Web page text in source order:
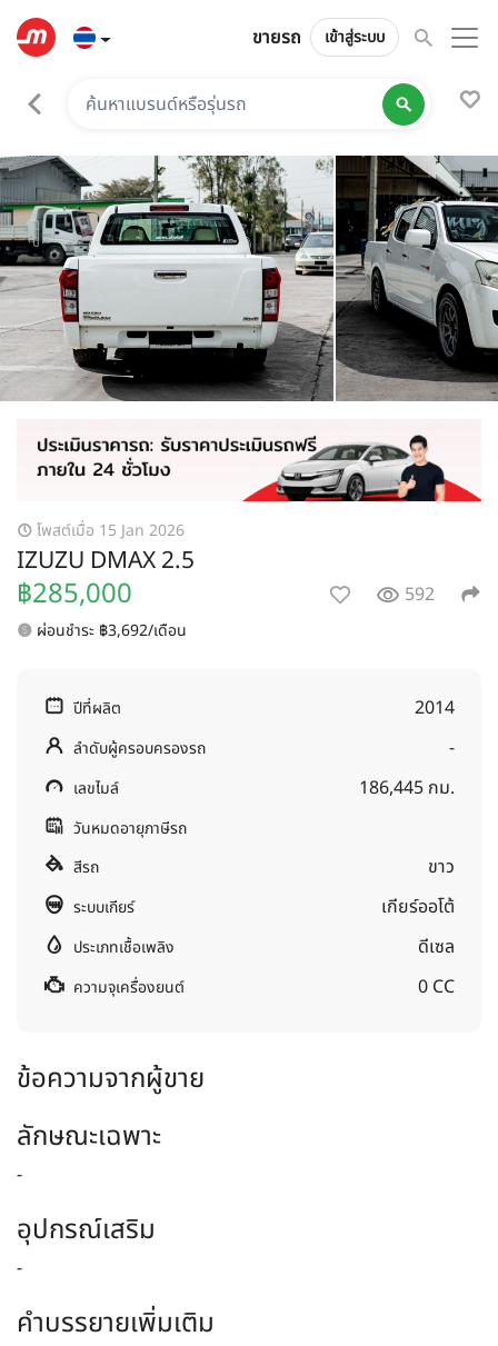
ขายรถ เข้าสู่ระบบ
โพสต์เมื่อ 15 Jan 2026
IZUZU DMAX 2.5
฿285,000 592
ผ่อนชำระ ฿3,692/เดือน
ปีที่ผลิต 2014
ลำดับผู้ครอบครองรถ -
เลขไมล์ 186,445 กม.
วันหมดอายุภาษีรถ
สีรถ
ขาว
ระบบเกียร์ เกียร์ออโต้
ประเภทเชื้อเพลิง ดีเซล
ความจุเครื่องยนต์ 0 CC
ข้อความจากผู้ขาย
ลักษณะเฉพาะ
-
อุปกรณ์เสริม
-
คำบรรยายเพิ่มเติม